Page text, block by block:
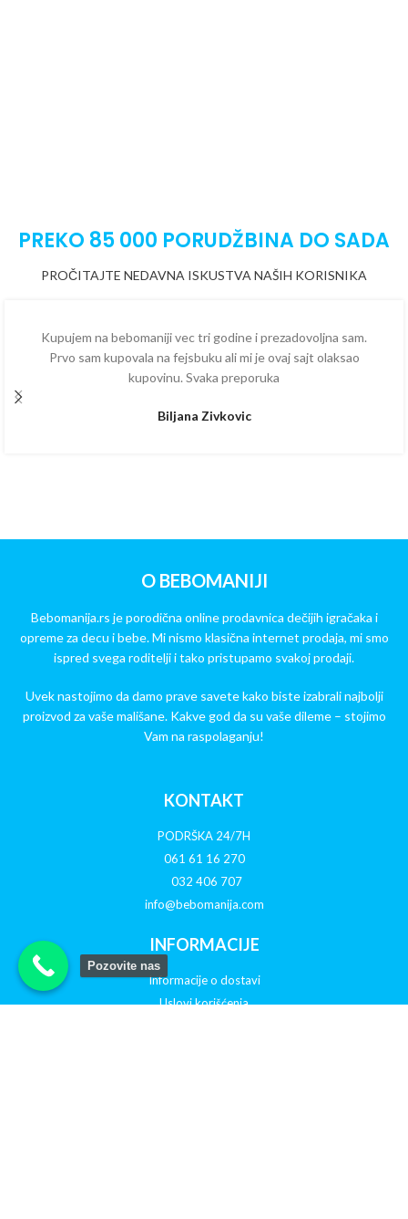
PREKO 85 000 PORUDŽBINA DO SADA
PROČITAJTE NEDAVNA ISKUSTVA NAŠIH KORISNIKA
Kupujem na bebomaniji vec tri godine i prezadovoljna sam.
Prvo sam kupovala na fejsbuku ali mi je ovaj sajt olaksao
kupovinu. Svaka preporuka
Biljana Zivkovic
O BEBOMANIJI
Bebomanija.rs je porodična online prodavnica dečijih igračaka i
opreme za decu i bebe. Mi nismo klasična internet prodaja, mi smo
ispred svega roditelji i tako pristupamo svakoj prodaji.
Uvek nastojimo da damo prave savete kako biste izabrali najbolji
proizvod za vaše mališane. Kakve god da su vaše dileme – stojimo
Vam na raspolaganju!
KONTAKT
PODRŠKA 24/7H
061 61 16 270
032 406 707
info@bebomanija.com
INFORMACIJE
Informacije o dostavi
Uslovi korišćenja
Pozovite nas